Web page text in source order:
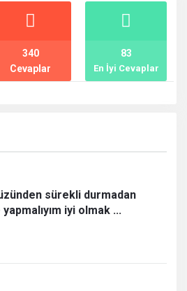
Cevaplar
340
En İyi Cevaplar
83
sürekli durmadan
iyi olmak ...